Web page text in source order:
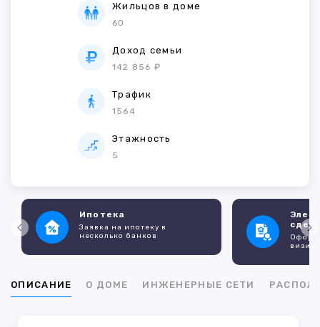
Жильцов в доме
60
Доход семьи
142 856 ₽
Трафик
1564
Этажность
5
Ипотека
Заявка на ипотеку в
несколько банков
ОПИСАНИЕ О ДОМЕ ИНЖЕНЕРНЫЕ СЕТИ